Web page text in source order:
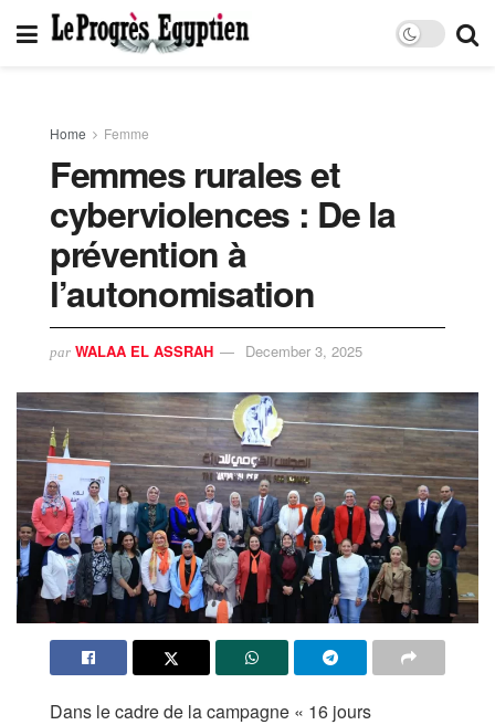
Home Femme
Femmes rurales et
cyberviolences : De la
prévention à
l’autonomisation
par WALAA EL ASSRAH December 3, 2025
Dans le cadre de la campagne « 16 jours